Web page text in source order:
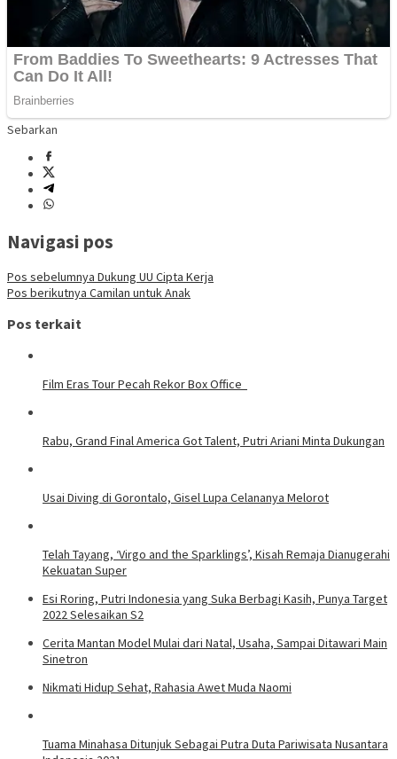
Sebarkan
Navigasi pos
Pos sebelumnya Dukung UU Cipta Kerja
Pos berikutnya Camilan untuk Anak
Pos terkait
Film Eras Tour Pecah Rekor Box Office
Rabu, Grand Final America Got Talent, Putri Ariani Minta Dukungan
Usai Diving di Gorontalo, Gisel Lupa Celananya Melorot
Telah Tayang, ‘Virgo and the Sparklings’, Kisah Remaja Dianugerahi
Kekuatan Super
Esi Roring, Putri Indonesia yang Suka Berbagi Kasih, Punya Target
2022 Selesaikan S2
Cerita Mantan Model Mulai dari Natal, Usaha, Sampai Ditawari Main
Sinetron
Nikmati Hidup Sehat, Rahasia Awet Muda Naomi
Tuama Minahasa Ditunjuk Sebagai Putra Duta Pariwisata Nusantara